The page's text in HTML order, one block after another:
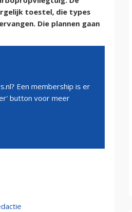
toestel, die types
Die plannen gaan
Een membership is er
button voor meer